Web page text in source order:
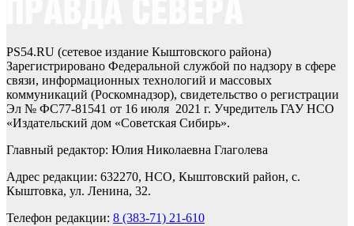
PS54.RU (сетевое издание Кыштовского района)
Зарегистрировано Федеральной службой по надзору в сфере
связи, информационных технологий и массовых
коммуникаций (Роскомнадзор), свидетельство о регистрации
Эл № ФС77-81541 от 16 июля 2021 г. Учредитель ГАУ НСО
«Издательский дом «Советская Сибирь».
Главный редактор: Юлия Николаевна Глаголева
Адрес редакции: 632270, НСО, Кыштовский район, с.
Кыштовка, ул. Ленина, 32.
Телефон редакции: 8 (383-71) 21-610